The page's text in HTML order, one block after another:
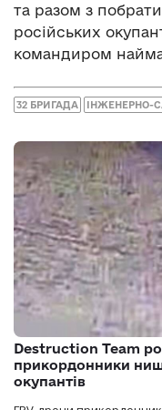
та разом з
російських
командиром
32 БРИГАДА ІНЖЕНЕРНО-
Destruction Team
прикордонники
окупантів